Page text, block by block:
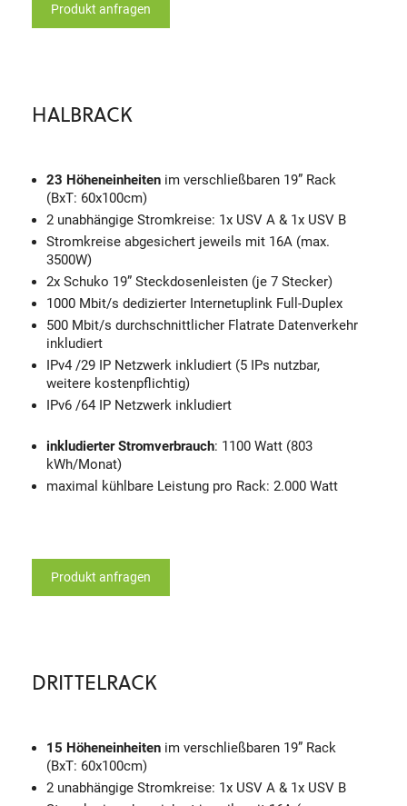
Produkt anfragen
HALBRACK
23 Höheneinheiten im verschließbaren 19” Rack
(BxT: 60x100cm)
2 unabhängige Stromkreise: 1x USV A & 1x USV B
Stromkreise abgesichert jeweils mit 16A (max.
3500W)
2x Schuko 19” Steckdosenleisten (je 7 Stecker)
1000 Mbit/s dedizierter Internetuplink Full-Duplex
500 Mbit/s durchschnittlicher Flatrate Datenverkehr
inkludiert
IPv4 /29 IP Netzwerk inkludiert (5 IPs nutzbar,
weitere kostenpflichtig)
IPv6 /64 IP Netzwerk inkludiert
inkludierter Stromverbrauch: 1100 Watt (803
kWh/Monat)
maximal kühlbare Leistung pro Rack: 2.000 Watt
Produkt anfragen
DRITTELRACK
15 Höheneinheiten im verschließbaren 19” Rack
(BxT: 60x100cm)
2 unabhängige Stromkreise: 1x USV A & 1x USV B